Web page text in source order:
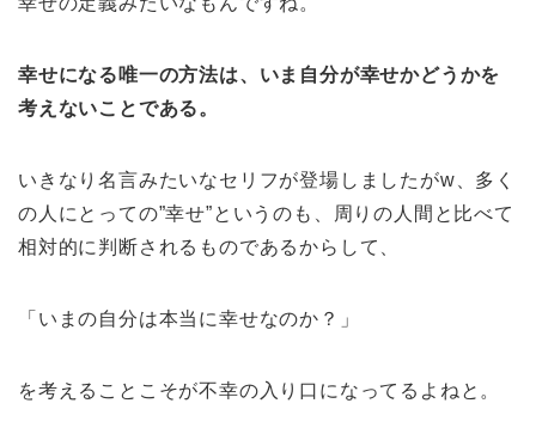
幸せになる唯一の方法は、いま自分が幸せかどうかを
考えないことである。
いきなり名言みたいなセリフが登場しましたがw、多く
の人にとっての”幸せ”というのも、周りの人間と比べて
相対的に判断されるものであるからして、
「いまの自分は本当に幸せなのか？」
を考えることこそが不幸の入り口になってるよねと。